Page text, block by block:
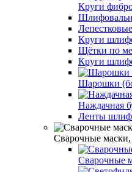
Круги
Круги
Щётки по
Круги
Шарошки
Наждачная
Ленты
Сварочные маски,
Сварочные